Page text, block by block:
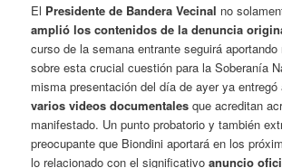
El Presidente de Bandera Vecinal no
amplió los contenidos de la denuncia
curso de la semana entrante seguirá aportando
sobre esta crucial cuestión para la Soberanía
misma presentación del día de ayer ya
varios videos documentales que acreditan
manifestado. Un punto probatorio y también
preocupante que Biondini aportará en los
lo relacionado con el significativoanuncio